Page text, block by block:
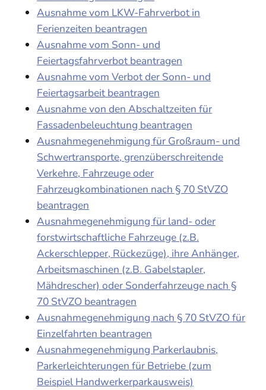
Ausnahme vom LKW-Fahrverbot in
Ferienzeiten beantragen
Ausnahme vom Sonn- und
Feiertagsfahrverbot beantragen
Ausnahme vom Verbot der Sonn- und
Feiertagsarbeit beantragen
Ausnahme von den Abschaltzeiten für
Fassadenbeleuchtung beantragen
Ausnahmegenehmigung für Großraum- und
Schwertransporte, grenzüberschreitende
Verkehre, Fahrzeuge oder
Fahrzeugkombinationen nach § 70 StVZO
beantragen
Ausnahmegenehmigung für land- oder
forstwirtschaftliche Fahrzeuge (z.B.
Ackerschlepper, Rückezüge), ihre Anhänger,
Arbeitsmaschinen (z.B. Gabelstapler,
Mähdrescher) oder Sonderfahrzeuge nach §
70 StVZO beantragen
Ausnahmegenehmigung nach § 70 StVZO für
Einzelfahrten beantragen
Ausnahmegenehmigung Parkerlaubnis,
Parkerleichterungen für Betriebe (zum
Beispiel Handwerkerparkausweis)